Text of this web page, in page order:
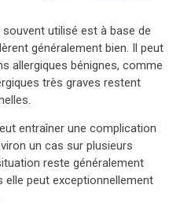
utilisé est à base de
généralement bien. Il peut
allergiques bénignes, comme
très graves restent
entraîner une complication
un cas sur plusieurs
reste généralement
elle peut exceptionnellement